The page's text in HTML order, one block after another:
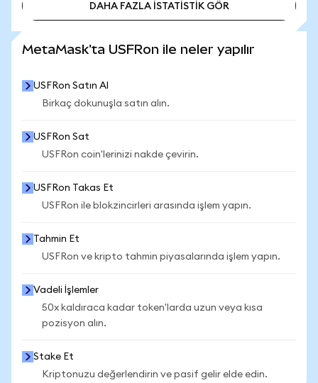
DAHA FAZLA İSTATİSTİK GÖR
MetaMask'ta USFRon ile neler yapılır
USFRon Satın Al
Birkaç dokunuşla satın alın.
USFRon Sat
USFRon coin'lerinizi nakde çevirin.
USFRon Takas Et
USFRon ile blokzincirleri arasında işlem yapın.
Tahmin Et
USFRon ve kripto tahmin piyasalarında işlem yapın.
Vadeli İşlemler
50x kaldıraca kadar token'larda uzun veya kısa
pozisyon alın.
Stake Et
Kriptonuzu değerlendirin ve pasif gelir elde edin.